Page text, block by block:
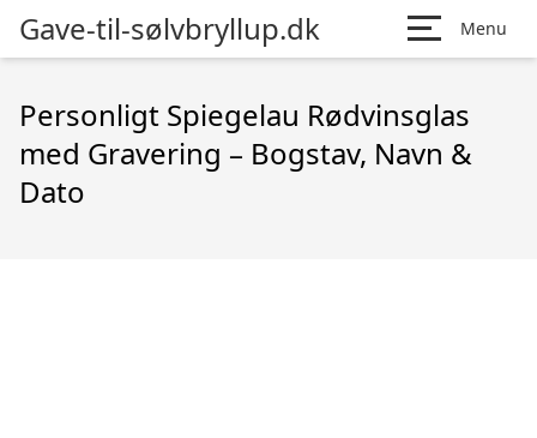
Gave-til-sølvbryllup.dk Menu
Personligt Spiegelau Rødvinsglas
med Gravering – Bogstav, Navn &
Dato